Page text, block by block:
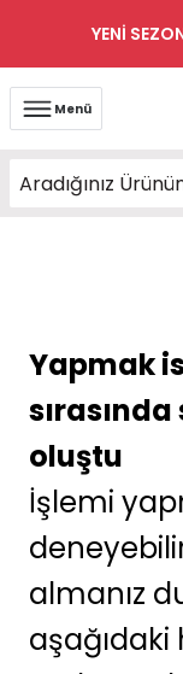
YENİ
Menü
Yapmak
oluştu
İşlemi
almanız